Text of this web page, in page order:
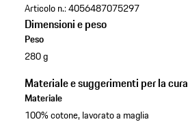
Articolo n.:4056487075297
Dimensioni e peso
Peso
280 g
Materiale e suggerimenti per la cura
Materiale
100% cotone, lavorato a maglia